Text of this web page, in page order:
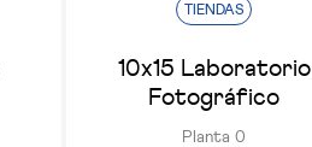
TIENDAS
10x15 Laboratorio
Fotográfico
Planta 0